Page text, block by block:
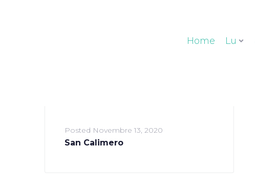
Home Lu
Posted Novembre 13, 2020
San Calimero